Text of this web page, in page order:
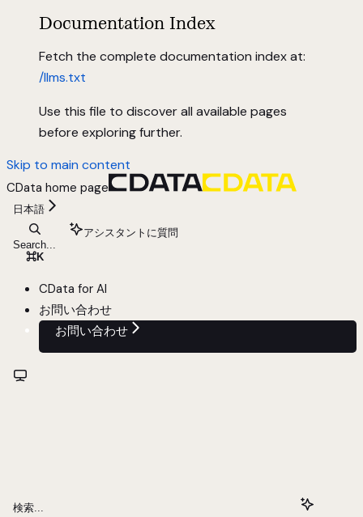
Documentation Index
Fetch the complete documentation index at:
/llms.txt
Use this file to discover all available pages
before exploring further.
Skip to main content
CData home page
日本語
Search...
⌘K
アシスタントに質問
CData for AI
お問い合わせ
お問い合わせ
検索...